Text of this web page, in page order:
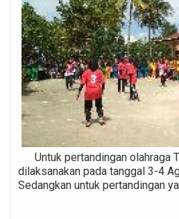
Untuk pertandingan olahraga
dilaksanakan pada tanggal 3-4
Sedangkan untuk pertandingan